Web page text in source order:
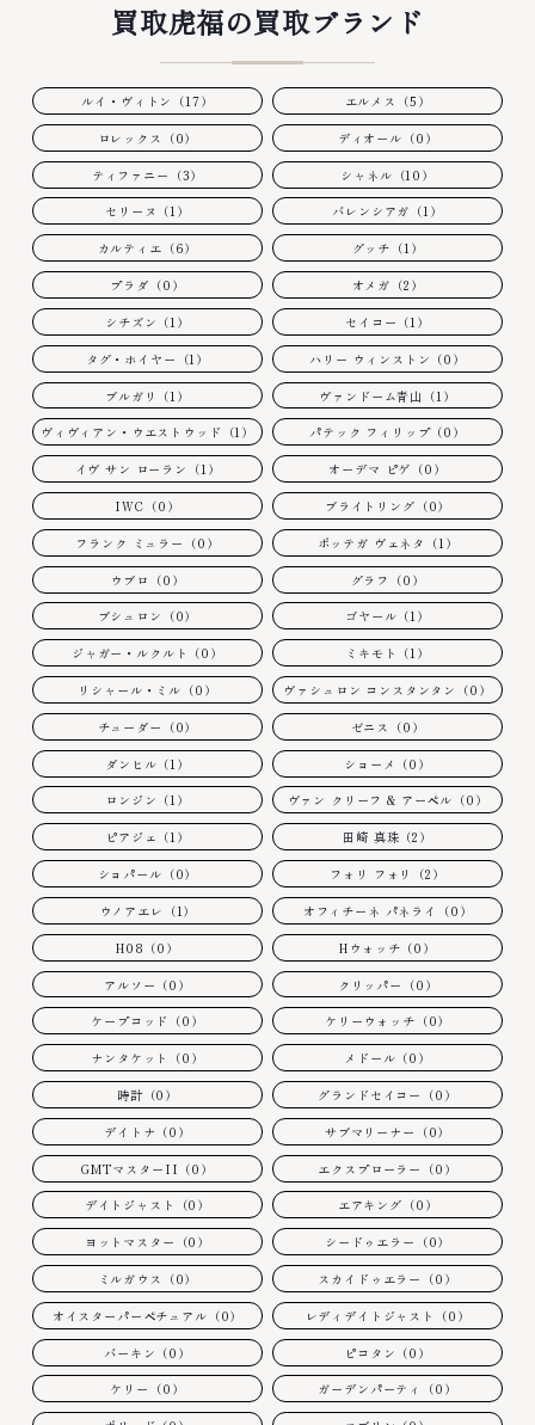
買取虎福の買取ブランド
ルイ・ヴィトン（17） エルメス（5）
ロレックス（0） ディオール（0）
ティファニー（3） シャネル（10）
セリーヌ（1） バレンシアガ（1）
カルティエ（6） グッチ（1）
プラダ（0） オメガ（2）
シチズン（1） セイコー（1）
タグ・ホイヤー（1） ハリー ウィンストン（0）
ブルガリ（1） ヴァンドーム青山（1）
ヴィヴィアン・ウエストウッド（1） パテック フィリップ（0）
イヴ サン ローラン（1） オーデマ ピゲ（0）
IWC（0） ブライトリング（0）
フランク ミュラー（0） ボッテガ ヴェネタ（1）
ウブロ（0） グラフ（0）
ブシュロン（0） ゴヤール（1）
ジャガー・ルクルト（0） ミキモト（1）
リシャール・ミル（0） ヴァシュロン コンスタンタン（0）
チューダー（0） ゼニス（0）
ダンヒル（1） ショーメ（0）
ロンジン（1） ヴァン クリーフ & アーペル（0）
ピアジェ（1） 田崎 真珠（2）
ショパール（0） フォリ フォリ（2）
ウノアエレ（1） オフィチーネ パネライ（0）
H08（0） Hウォッチ（0）
アルソー（0） クリッパー（0）
ケープコッド（0） ケリーウォッチ（0）
ナンタケット（0） メドール（0）
時計（0） グランドセイコー（0）
デイトナ（0） サブマリーナー（0）
GMTマスターII（0） エクスプローラー（0）
デイトジャスト（0） エアキング（0）
ヨットマスター（0） シードゥエラー（0）
ミルガウス（0） スカイドゥエラー（0）
オイスターパーペチュアル（0） レディデイトジャスト（0）
バーキン（0） ピコタン（0）
ケリー（0） ガーデンパーティ（0）